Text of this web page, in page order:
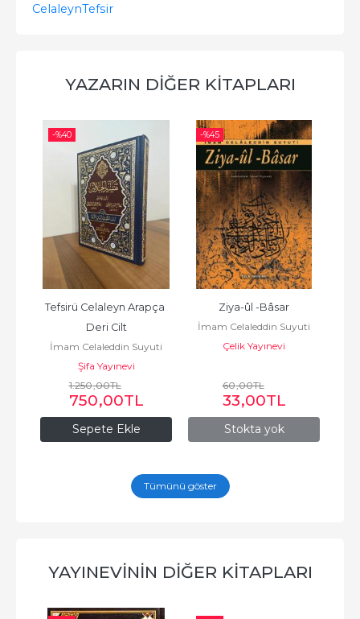
CelaleynTefsir
YAZARIN DIĞER KITAPLARI
-%40
Sepete Ekle
Tefsirü Celaleyn Arapça
Deri Cilt
İmam Celaleddin Suyuti
Şifa Yayınevi
1.250,00TL
750,00TL
-%45
Stokta yok
Ziya-ûl -Bâsar
İmam Celaleddin Suyuti
Çelik Yayınevi
60,00TL
33,00TL
Tümünü göster
YAYINEVININ DIĞER KITAPLARI